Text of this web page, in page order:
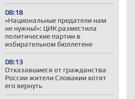
08:18
«Национальные предатели нам
не нужны!»: ЦИК разместила
политические партии в
избирательном бюллетене
08:13
Отказавшиеся от гражданства
России жители Словакии хотят
его вернуть